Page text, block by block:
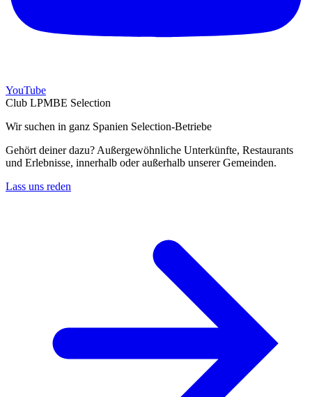
YouTube
Club LPMBE Selection
Wir suchen in ganz Spanien Selection-Betriebe
Gehört deiner dazu? Außergewöhnliche Unterkünfte, Restaurants
und Erlebnisse, innerhalb oder außerhalb unserer Gemeinden.
Lass uns reden